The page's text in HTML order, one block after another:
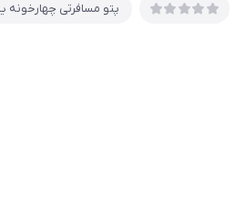
پتو مسافرتی چهارخونه